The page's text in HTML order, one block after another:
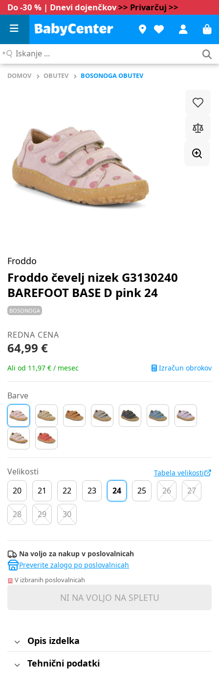
Do -30 % | Dnevi dojenčkov>> Privarčuj >>
Iskanje
DOMOV OBUTEV BOSONOGA OBUTEV
Froddo
Froddo čevelj nizek G3130240
BAREFOOT BASE D pink 24
BOSONOGA
REDNA CENA
64,99 €
Ali od 11,97 € / mesec Izračun obrokov
Barve
Velikosti Tabela velikosti
20 21 22 23 24 25 26 27
28 29 30
Na voljo za nakup v poslovalnicah
Preverite zalogo po poslovalnicah
V izbranih poslovalnicah
NI NA VOLJO NA SPLETU
Opis izdelka
Tehnični podatki